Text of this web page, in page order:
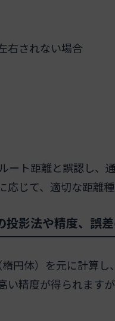
右されない場合
ート距離と誤認し、
じて、適切な距離
影法や精度、誤
円体）を元に計算
い精度が得られます